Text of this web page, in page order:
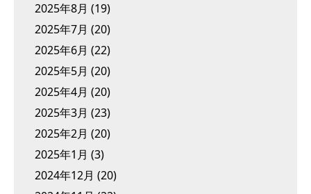
2025年8月 (19)
2025年7月 (20)
2025年6月 (22)
2025年5月 (20)
2025年4月 (20)
2025年3月 (23)
2025年2月 (20)
2025年1月 (3)
2024年12月 (20)